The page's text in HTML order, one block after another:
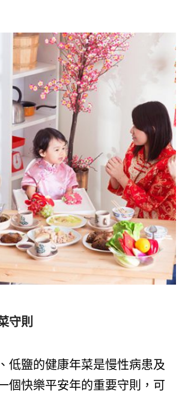
守則
低鹽的健康年菜是慢性病患及
個快樂平安年的重要守則，可